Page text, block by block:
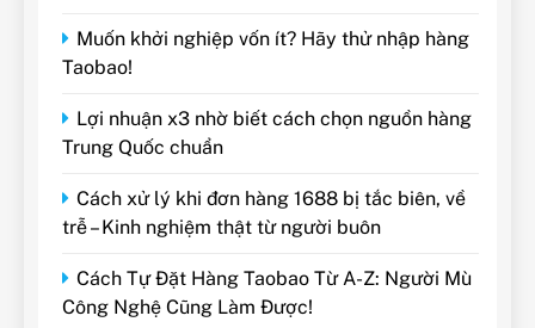
Muốn khởi nghiệp vốn ít? Hãy thử nhập hàng
Taobao!
Lợi nhuận x3 nhờ biết cách chọn nguồn hàng
Trung Quốc chuẩn
Cách xử lý khi đơn hàng 1688 bị tắc biên, về
trễ – Kinh nghiệm thật từ người buôn
Cách Tự Đặt Hàng Taobao Từ A-Z: Người Mù
Công Nghệ Cũng Làm Được!